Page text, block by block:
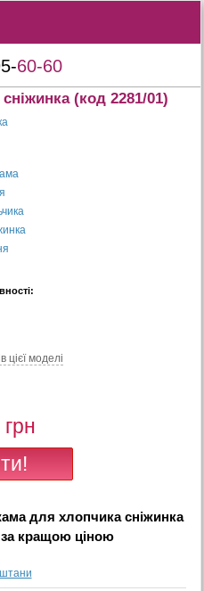
60-60
(код 2281/01)
цiєї моделi
грн
для хлопчика сніжинка
за кращою ціною